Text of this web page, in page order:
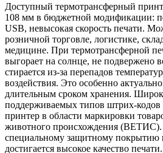
Доступный термотрансферный
108 мм в бюджетной модификации:
USB, невысокая скорость печати.
розничной торговле, логистике,
медицине. При термотрансферной
выгорает на солнце, не подвержено
стирается из-за перепадов
воздействия. Это особенно
длительным сроком хранения.
поддерживаемых типов штрих-кодов
принтер в области маркировки
животного происхождения (ВЕТИС).
специальному защитному покрытию
достигается высокое качество